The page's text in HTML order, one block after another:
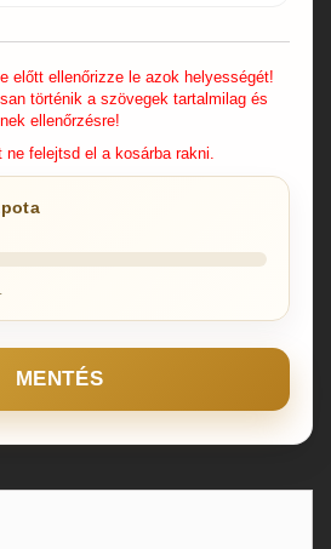
előtt ellenőrizze le azok helyességét!
történik a szövegek tartalmilag és
ellenőrzésre!
felejtsd el a kosárba rakni.
MENTÉS